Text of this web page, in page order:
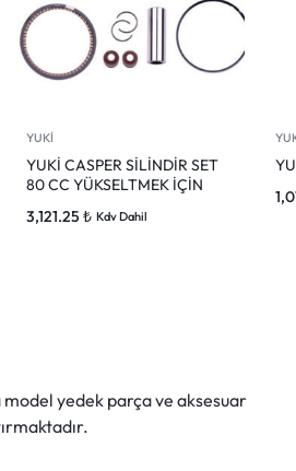
YUKİ
YUKİ CASPER SİLİNDİR SET
80 CC YÜKSELTMEK İÇİN
3,121.25 ₺ Kdv Dahil
yedek parça ve aksesuar